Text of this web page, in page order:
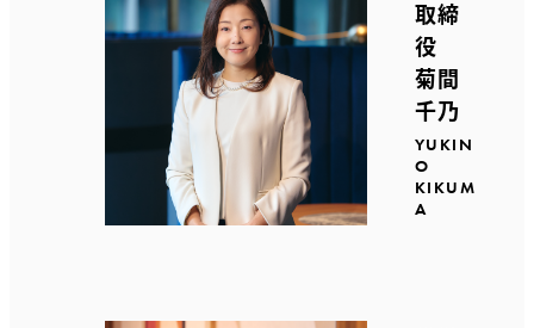
取締
役
菊間
千乃
YUKIN
O
KIKUM
A